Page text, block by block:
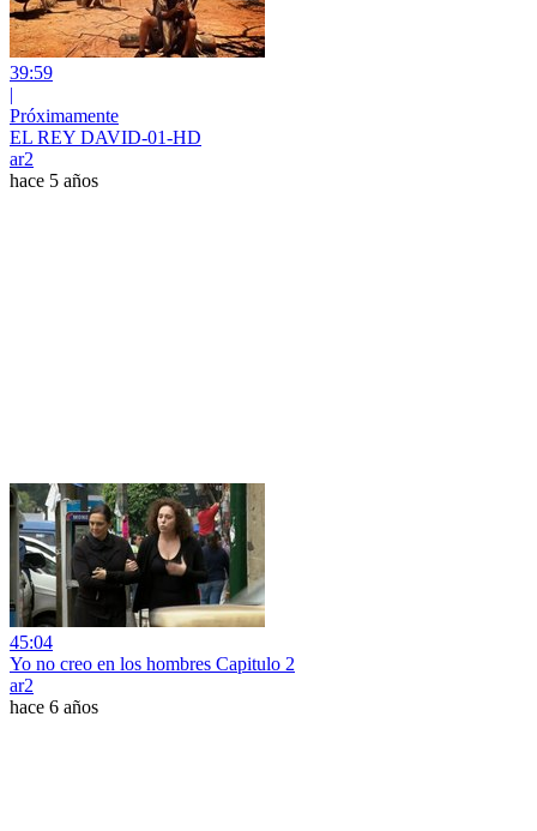
39:59
|
Próximamente
EL REY DAVID-01-HD
ar2
hace 5 años
45:04
Yo no creo en los hombres Capitulo 2
ar2
hace 6 años